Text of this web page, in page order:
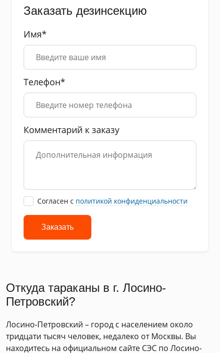
Заказать дезинсекцию
Имя*
Телефон*
Комментарий к заказу
Cогласен с политикой конфиденциальности
Заказать
Откуда тараканы в г. Лосино-
Петровский?
Лосино-Петровский – город с населением около
тридцати тысяч человек, недалеко от Москвы. Вы
находитесь на официальном сайте СЭС по Лосино-